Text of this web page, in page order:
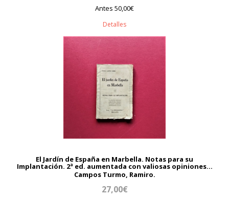
Antes 50,00€
Detalles
El Jardín de España en Marbella. Notas para su
Implantación. 2ª ed. aumentada con valiosas opiniones...
Campos Turmo, Ramiro.
27,00€